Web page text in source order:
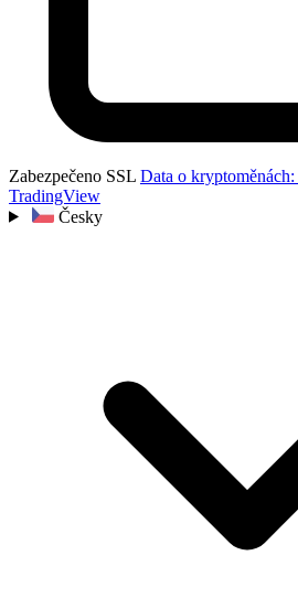
Zabezpečeno SSL Data o
TradingView
Česky